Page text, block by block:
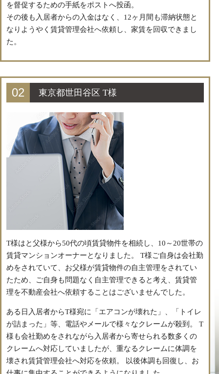
を督促するための手紙をポストへ投函。
その後も入居者からの入金はなく、12ヶ月間も滞納状態と
なりようやく賃貸管理会社へ依頼し、家賃を回収できまし
た。
02 東京都世田谷区 T様
T様はと父様から50代の頃賃貸物件を相続し、10～20世帯の
賃貸マンションオーナーとなりました。 T様ご自身は会社勤
めをされていて、お父様が賃貸物件の自主管理をされてい
たため、ご自身も問題なく自主管理できると考え、賃貸管
理を不動産会社へ依頼することはございませんでした。
ある日入居者からT様宛に「エアコンが壊れた」、「トイレ
が詰まった」等、電話やメールで様々なクレームが殺到。 T
様も会社勤めをされながら入居者から寄せられる数多くの
クレームへ対応していましたが、重なるクレームに体調を
壊され賃貸管理会社へ対応を依頼。 以後体調も回復し、お